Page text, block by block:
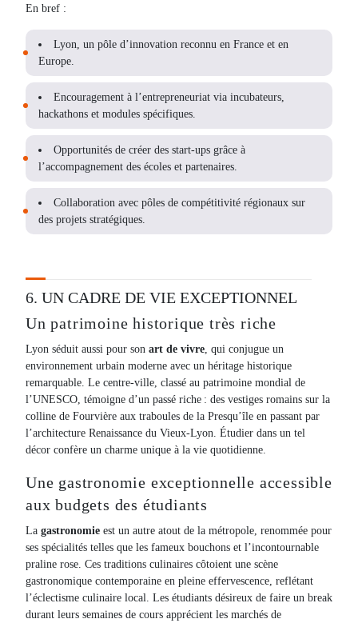
En bref :
Lyon, un pôle d’innovation reconnu en France et en
Europe.
Encouragement à l’entrepreneuriat via incubateurs,
hackathons et modules spécifiques.
Opportunités de créer des start-ups grâce à
l’accompagnement des écoles et partenaires.
Collaboration avec pôles de compétitivité régionaux sur
des projets stratégiques.
6. UN CADRE DE VIE EXCEPTIONNEL
Un patrimoine historique très riche
Lyon séduit aussi pour son art de vivre, qui conjugue un
environnement urbain moderne avec un héritage historique
remarquable. Le centre-ville, classé au patrimoine mondial de
l’UNESCO, témoigne d’un passé riche : des vestiges romains sur la
colline de Fourvière aux traboules de la Presqu’île en passant par
l’architecture Renaissance du Vieux-Lyon. Étudier dans un tel
décor confère un charme unique à la vie quotidienne.
Une gastronomie exceptionnelle accessible
aux budgets des étudiants
La gastronomie est un autre atout de la métropole, renommée pour
ses spécialités telles que les fameux bouchons et l’incontournable
praline rose. Ces traditions culinaires côtoient une scène
gastronomique contemporaine en pleine effervescence, reflétant
l’éclectisme culinaire local. Les étudiants désireux de faire un break
durant leurs semaines de cours apprécient les marchés de